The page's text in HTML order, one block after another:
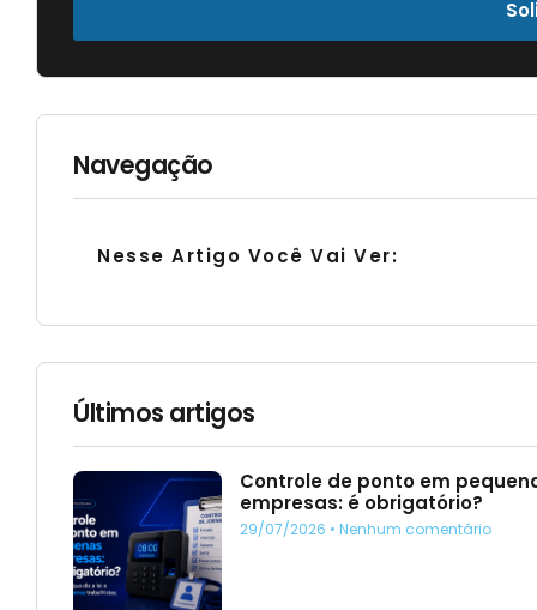
Navegação
Nesse Artigo Você Vai Ver:
Últimos artigos
Controle de ponto em
empresas: é obrigatório?
29/07/2026 Nenhum comentário